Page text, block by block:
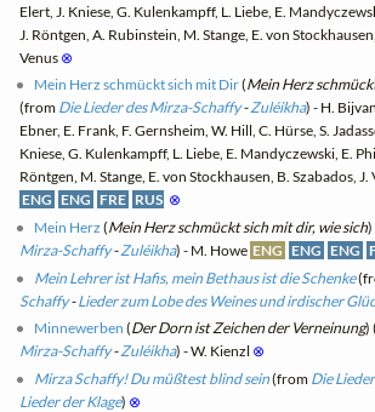
Elert, J. Kniese, G. Kulenkampff, L. Liebe, E.
J. Röntgen, A. Rubinstein, M. Stange, E. von
Venus ⊗
Mein Herz schmückt sich mit Dir(Mein Herz
(from Die Lieder des Mirza-Schaffy-Zuléikha) - H.
Ebner, E. Frank, F. Gernsheim, W. Hill, C. Hürse, S.
Kniese, G. Kulenkampff, L. Liebe, E. Mandyczewski, E.
Röntgen, M. Stange, E. von Stockhausen, B. Szabados, J.
ENG ENG FRE RUS ⊗
Mein Herz (Mein Herz schmückt sich mit dir, wie sich
Mirza-Schaffy-Zuléikha) - M. Howe ENG ENG ENG
Mein Lehrer ist Hafis, mein Bethaus ist die Schenke
Schaffy-Lieder zum Lobe des Weines und irdischer
Minnewerben (Der Dorn ist Zeichen der Verneinung)
Mirza-Schaffy-Zuléikha) - W. Kienzl ⊗
Mirza Schaffy! Du müßtest blind sein(from Die
Lieder der Klage) ⊗